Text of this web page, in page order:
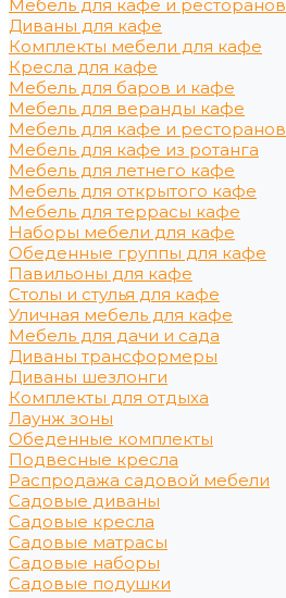
Мебель для кафе и ресторанов
Диваны для кафе
Комплекты мебели для кафе
Кресла для кафе
Мебель для баров и кафе
Мебель для веранды кафе
Мебель для кафе и ресторанов
Мебель для кафе из ротанга
Мебель для летнего кафе
Мебель для открытого кафе
Мебель для террасы кафе
Наборы мебели для кафе
Обеденные группы для кафе
Павильоны для кафе
Столы и стулья для кафе
Уличная мебель для кафе
Мебель для дачи и сада
Диваны трансформеры
Диваны шезлонги
Комплекты для отдыха
Лаунж зоны
Обеденные комплекты
Подвесные кресла
Распродажа садовой мебели
Садовые диваны
Садовые кресла
Садовые матрасы
Садовые наборы
Садовые подушки